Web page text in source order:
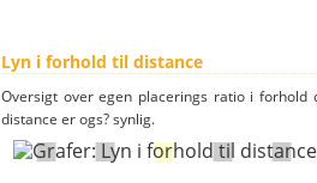
Lyn i forhold til distance
Oversigt over egen placerings ratio i
distance er ogs? synlig.